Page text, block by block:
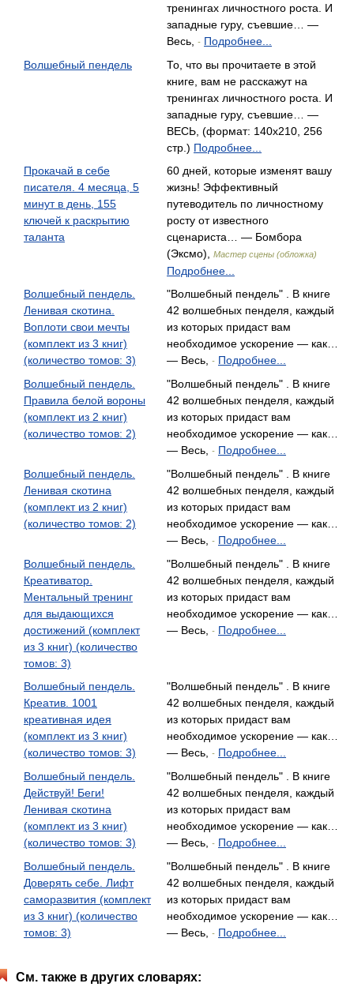
тренингах личностного роста. И
западные гуру, съевшие… —
Весь,
- Подробнее...
Волшебный пендель
То, что вы прочитаете в этой
книге, вам не расскажут на
тренингах личностного роста. И
западные гуру, съевшие… —
ВЕСЬ, (формат: 140x210, 256
стр.) Подробнее...
Прокачай в себе
писателя. 4 месяца, 5
минут в день, 155
ключей к раскрытию
таланта
60 дней, которые изменят вашу
жизнь! Эффективный
путеводитель по личностному
росту от известного
сценариста… — Бомбора
(Эксмо),
Мастер сцены (обложка)
Подробнее...
Волшебный пендель.
Ленивая скотина.
Воплоти свои мечты
(комплект из 3 книг)
(количество томов: 3)
"Волшебный пендель" . В книге
42 волшебных пенделя, каждый
из которых придаст вам
необходимое ускорение — как…
— Весь,
- Подробнее...
Волшебный пендель.
Правила белой вороны
(комплект из 2 книг)
(количество томов: 2)
"Волшебный пендель" . В книге
42 волшебных пенделя, каждый
из которых придаст вам
необходимое ускорение — как…
— Весь,
- Подробнее...
Волшебный пендель.
Ленивая скотина
(комплект из 2 книг)
(количество томов: 2)
"Волшебный пендель" . В книге
42 волшебных пенделя, каждый
из которых придаст вам
необходимое ускорение — как…
— Весь,
- Подробнее...
Волшебный пендель.
Креативатор.
Ментальный тренинг
для выдающихся
достижений (комплект
из 3 книг) (количество
томов: 3)
"Волшебный пендель" . В книге
42 волшебных пенделя, каждый
из которых придаст вам
необходимое ускорение — как…
— Весь,
- Подробнее...
Волшебный пендель.
Креатив. 1001
креативная идея
(комплект из 3 книг)
(количество томов: 3)
"Волшебный пендель" . В книге
42 волшебных пенделя, каждый
из которых придаст вам
необходимое ускорение — как…
— Весь,
- Подробнее...
Волшебный пендель.
Действуй! Беги!
Ленивая скотина
(комплект из 3 книг)
(количество томов: 3)
"Волшебный пендель" . В книге
42 волшебных пенделя, каждый
из которых придаст вам
необходимое ускорение — как…
— Весь,
- Подробнее...
Волшебный пендель.
Доверять себе. Лифт
саморазвития (комплект
из 3 книг) (количество
томов: 3)
"Волшебный пендель" . В книге
42 волшебных пенделя, каждый
из которых придаст вам
необходимое ускорение — как…
— Весь,
- Подробнее...
См. также в других словарях: